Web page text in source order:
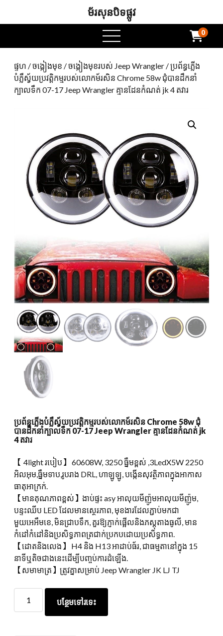
ម័រសុនបិទផ្លូវ
ម៉ឺនុយបើក 0
ផ្ទហ /ចង្កៀងមុខ /ចង្កៀងមុខរបស់ Jeep Wrangler / ប្រព័ន្ធភ្លើង
បំភ្លឺស្វ័យប្រវត្តិកម្មរបស់លោកម័រសិន Chrome 58w ជុំបានដឹកនាំ
ក្បាលទឹក 07-17 Jeep Wrangler គ្មានដែនកំណត់ jk 4 តវារ
ប្រព័ន្ធភ្លើងបំភ្លឺស្វ័យប្រវត្តិកម្មរបស់លោកម័រសិន Chrome 58w ជុំ
បានដឹកនាំក្បាលទឹក 07-17 Jeep Wrangler គ្មានដែនកំណត់ jk
4 តវារ
【 4light របៀប】 60608W, 3250 ធ្នឹមខ្ពស់ ,3LedX5W 2250
អិលអុម,ធ្នឹមទាប,រូបរាង DRL, ហាឡូឡូ, បង្កើនសុវត្ថិភាពក្នុងអាកាស
ធាតុអាក្រក់.
【មានគុណភាពខ្ពស់】ងាប់ផ្ទះ asy អាលុយមីញ៉ូមអាលុយមីញ៉ូម,
បន្ទះឈីប LED ដែលមានស្ថេរភាព, មុខងារដែលភ្ជាប់មកជា
មួយអេអឹមខេ, មិនជ្រាបទឹក, គួរឱ្យភ្ញាក់ផ្អើលនិងភស្តុតាងធូលី, មាន
កំដៅកំដៅនិងប្រសិទ្ធភាពត្រជាក់ប្រកបដោយប្រសិទ្ធភាព.
【ដោតនិងលេង】 H4 និង H13 អាដាប់ធ័រ, ជាធម្មតានៅក្នុង 15
នាទីឬតិចជាងនេះដើម្បីបញ្ចប់ការដំឡើង.
【សមាមាត្រ】ត្រូវគ្នាសម្រាប់ Jeep Wrangler JK LJ TJ
បន្ថែមទៅរទេះ